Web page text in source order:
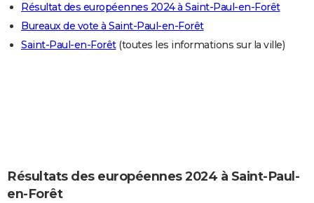
Art de vivre
Bien-être
Loisirs
Mode
Modes de vie
SANTE
Alimentation
Guide de la santé
Maladies
Médicaments
Sommeil
VOYAGE
Carte de Noël
Carte Bonne année
Carte Saint-Valentin
Carte Pâques
Carte d'anniversaire
Résultat des européennes 2024 à Saint-Paul-en-Forêt
Bureaux de vote à Saint-Paul-en-Forêt
Saint-Paul-en-Forêt(toutes les informations sur la ville)
Résultats des européennes 2024 à Saint-Paul-
en-Forêt